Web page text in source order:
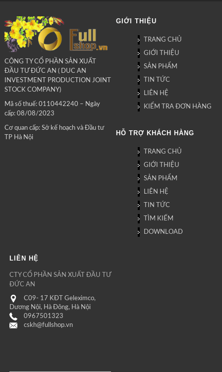
CÔNG TY CỔ PHẦN SẢN XUẤT
ĐẦU TƯ ĐỨC AN ( DUC AN
INVESTMENT PRODUCTION JOINT
STOCK COMPANY)
Mã số thuế: 0110442240 – Ngày
cấp: 08/08/2023
Cơ quan cấp: Sở kế hoạch và Đầu tư
TP Hà Nội
GIỚI THIỆU
TRANG CHỦ
GIỚI THIỆU
SẢN PHẨM
TIN TỨC
LIÊN HỆ
KIỂM TRA ĐƠN HÀNG
HỖ TRỢ KHÁCH HÀNG
TRANG CHỦ
GIỚI THIỆU
SẢN PHẨM
LIÊN HỆ
TIN TỨC
TÌM KIẾM
DOWNLOAD
LIÊN HỆ
CTY CỔ PHẦN SẢN XUẤT ĐẦU TƯ
ĐỨC AN
C09- 17 KĐT Geleximco,
Dương Nội, Hà Đông, Hà Nội
0967501323
cskh@fullshop.vn